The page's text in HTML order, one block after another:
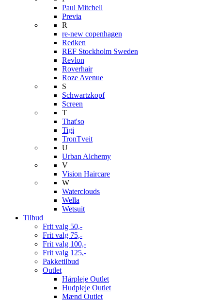
Paul Mitchell
Previa
R
re-new copenhagen
Redken
REF Stockholm Sweden
Revlon
Roverhair
Roze Avenue
S
Schwartzkopf
Screen
T
That'so
Tigi
TronTveit
U
Urban Alchemy
V
Vision Haircare
W
Waterclouds
Wella
Wetsuit
Tilbud
Frit valg 50,-
Frit valg 75,-
Frit valg 100,-
Frit valg 125,-
Pakketilbud
Outlet
Hårpleje Outlet
Hudpleje Outlet
Mænd Outlet